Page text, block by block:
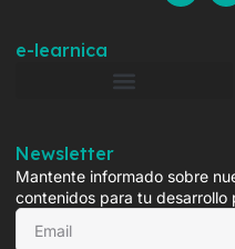
e-learnica
Newsletter
Mantente informado sobre
contenidos para tu desarrollo